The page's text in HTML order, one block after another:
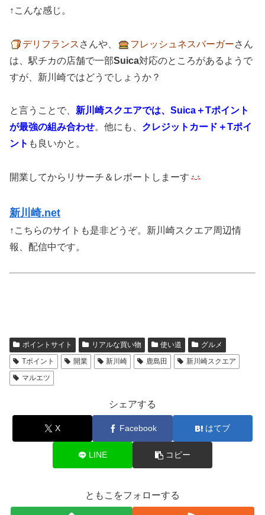
↑こんな感じ。
デリフランス さんや、 フレッシュネスバーガーさん
は、駅チカの店舗で一部Suica対応のところがあるようで
すが、新川崎ではどうでしょうか？
と言うことで、 新川崎スクエアでは、Suica＋Tポイント
が最強の組み合わせ。他にも、 クレジットカード＋Tポイ
ント も良いかと。
開業してからリサーチ＆レポートしまーす
新川崎.net
↑こちらのサイトも是非どうぞ。新川崎スクエア周辺情
報、配信中です。
ポイントサイト リアルな買い物 使い道
グルメ
Tポイント
開業 新川崎 鹿島田
新川崎スクエア
マルエツ
シェアする
X Facebook はてブ
LINE コピー
ともこをフォローする